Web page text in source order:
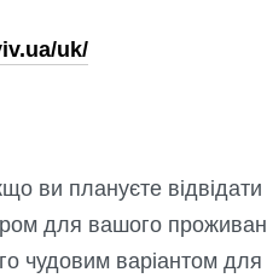
uk/
ви плануєте
для вашого
чудовим варіантом для